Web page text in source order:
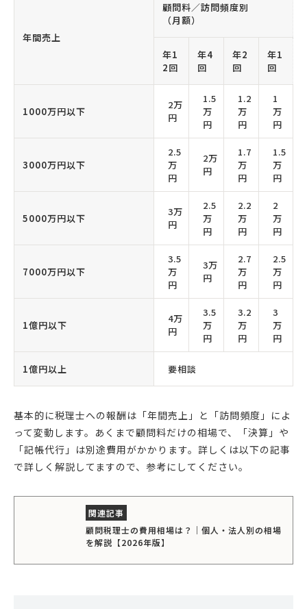
年間売上
顧問料／訪問頻度別
（月額）
年1
2回
年4
回
年2
回
年1
回
1000万円以下
2万
円
1.5
万
円
1.2
万
円
1
万
円
3000万円以下
2.5
万
円
2万
円
1.7
万
円
1.5
万
円
5000万円以下
3万
円
2.5
万
円
2.2
万
円
2
万
円
7000万円以下
3.5
万
円
3万
円
2.7
万
円
2.5
万
円
1億円以下
4万
円
3.5
万
円
3.2
万
円
3
万
円
1億円以上 要相談
基本的に税理士への報酬は「年間売上」と「訪問頻度」によ
って変動します。あくまで顧問料だけの相場で、「決算」や
「記帳代行」は別途費用がかかります。詳しくは以下の記事
で詳しく解説してますので、参考にしてください。
顧問税理士の費用相場は？｜個人・法人別の相場
を解説【2026年版】